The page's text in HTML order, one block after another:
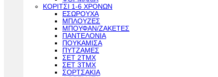
ΚΟΡΙΤΣΙ 1-6 ΧΡΟΝΩΝ
ΕΣΩΡΟΥΧΑ
ΜΠΛΟΥΖΕΣ
ΜΠΟΥΦΑΝ/ΖΑΚΕΤΕΣ
ΠΑΝΤΕΛΟΝΙΑ
ΠΟΥΚΑΜΙΣΑ
ΠΥΤΖΑΜΕΣ
ΣΕΤ 2ΤΜΧ
ΣΕΤ 3ΤΜΧ
ΣΟΡΤΣΑΚΙΑ